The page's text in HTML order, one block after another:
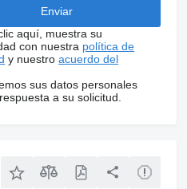
aquí, muestra su
con nuestra política de
y nuestroacuerdo del
sus datos personales
a su solicitud.